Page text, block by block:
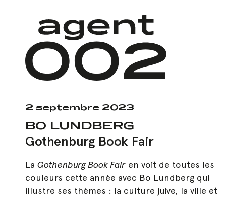
2 septembre 2023
BO LUNDBERG
Gothenburg Book Fair
LaGothenburg Book Fair en voit de toutes les
couleurs cette année avec Bo Lundberg qui
illustre ses thèmes : la culture juive, la ville et